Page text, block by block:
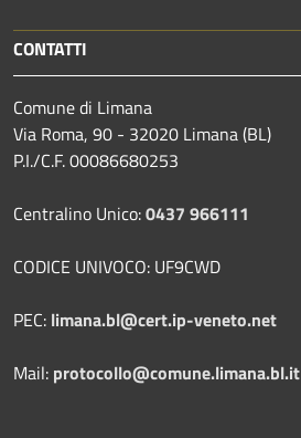
CONTATTI
Comune di Limana
Via Roma, 90 - 32020 Limana (BL)
P.I./C.F. 00086680253
Centralino Unico:0437 966111
CODICE UNIVOCO: UF9CWD
PEC: limana.bl@cert.ip-veneto.net
Mail: protocollo@comune.limana.bl.it